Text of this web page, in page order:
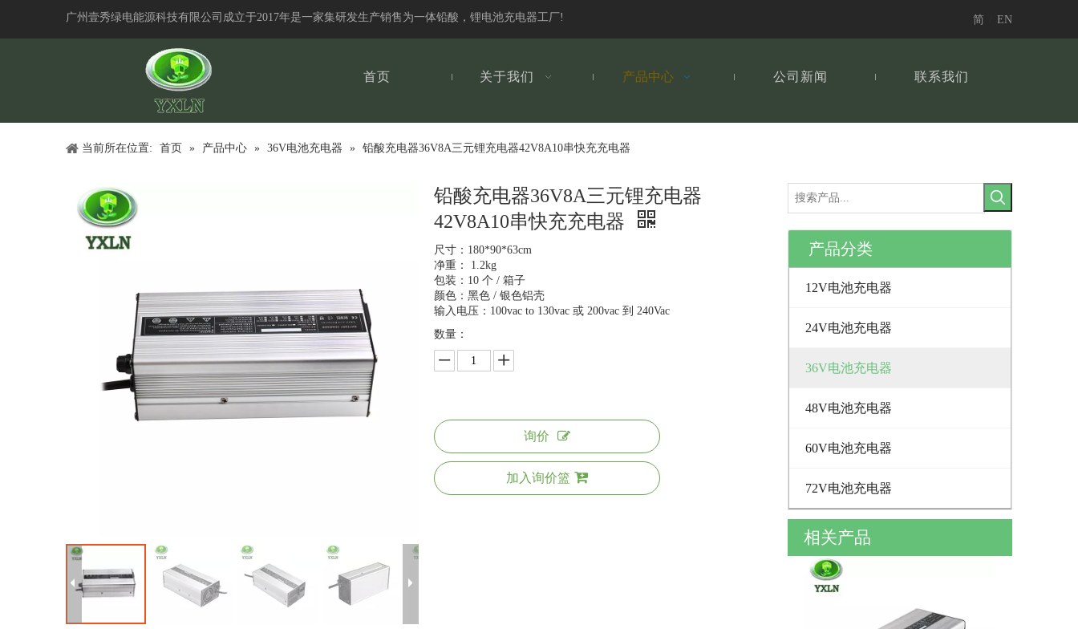
广州壹秀绿电能源科技有限公司成立于2017年是一家集研发生产销售为一体铅酸，锂电池充电器工厂! 简 EN
首页 关于我们 产品中心 公司新闻 联系我们
当前所在位置: 首页 » 产品中心 » 36V电池充电器 » 铅酸充电器36V8A三元锂充电器42V8A10串快充充电器
铅酸充电器36V8A三元锂充电器
42V8A10串快充充电器
尺寸：180*90*63cm
净重： 1.2kg
包装：10 个 / 箱子
颜色：黑色 / 银色铝壳
输入电压：100vac to 130vac 或 200vac 到 240Vac
数量：
询价
加入询价篮
产品分类
12V电池充电器
24V电池充电器
36V电池充电器
48V电池充电器
60V电池充电器
72V电池充电器
相关产品